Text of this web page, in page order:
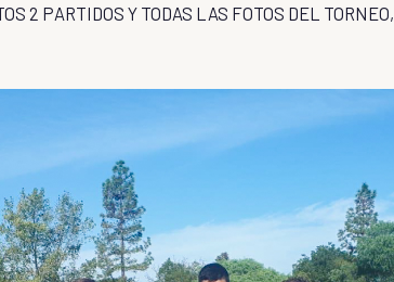
2 PARTIDOS Y TODAS LAS FOTOS DEL TORNEO,